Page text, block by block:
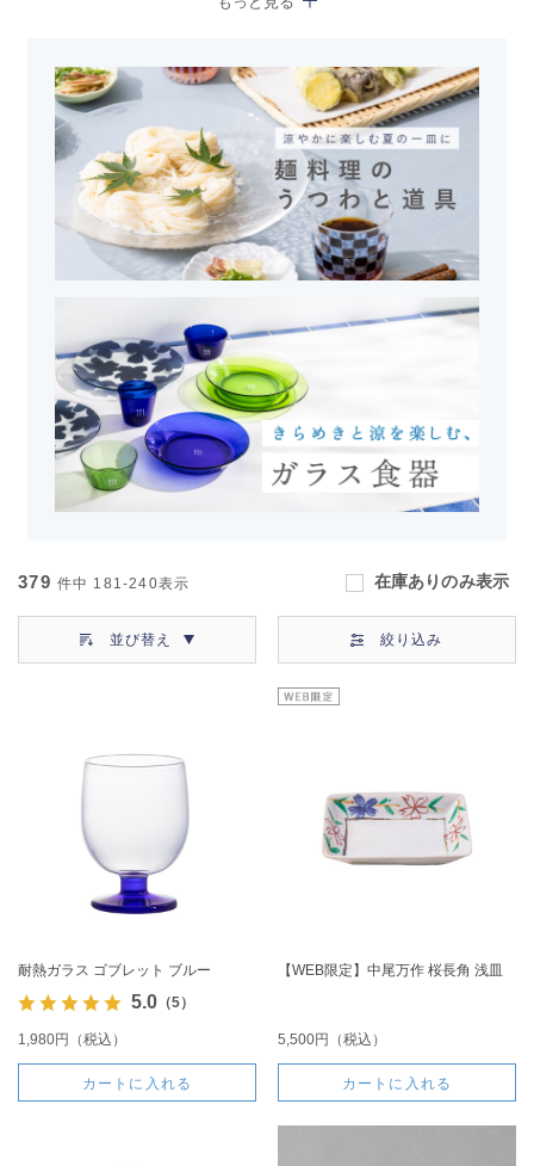
379 件中 181-240表示 在庫ありのみ表示
並び替え 絞り込み
耐熱ガラス ゴブレット ブルー
5.0（5）
1,980円（税込）
カートに入れる
【WEB限定】中尾万作 桜長角 浅皿
5,500円（税込）
カートに入れる